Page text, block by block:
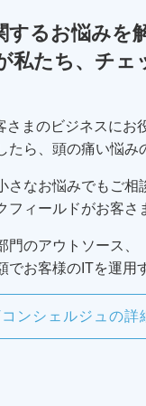
するお悩みを
私たち、チェ
さまのビジネスにお
たら、頭の痛い悩み
さなお悩みでもご相
フィールドがお客さ
門のアウトソース、
でお客様のITを運用
コンシェルジュの